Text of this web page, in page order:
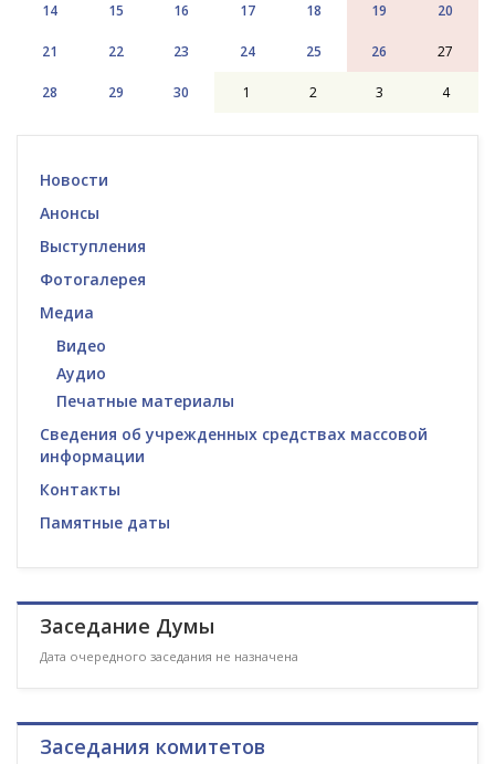
14 15 16 17 18 19 20
21 22 23 24 25 26 27
28 29 30 1 2 3 4
Новости
Анонсы
Выступления
Фотогалерея
Медиа
Видео
Аудио
Печатные материалы
Сведения об учрежденных средствах массовой
информации
Контакты
Памятные даты
Заседание Думы
Дата очередного заседания не назначена
Заседания комитетов